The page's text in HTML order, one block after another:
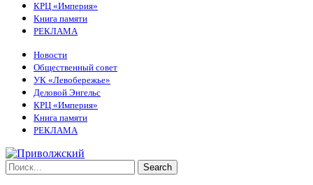
КРЦ «Империя»
Книга памяти
РЕКЛАМА
Новости
Общественный совет
УК «Левобережье»
Деловой Энгельс
КРЦ «Империя»
Книга памяти
РЕКЛАМА